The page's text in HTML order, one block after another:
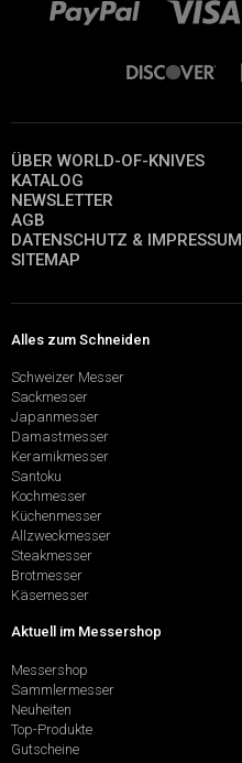
ÜBER WORLD-OF-KNIVES
KATALOG
NEWSLETTER
AGB
DATENSCHUTZ & IMPRESSUM
SITEMAP
Alles zum Schneiden
Schweizer Messer
Sackmesser
Japanmesser
Damastmesser
Keramikmesser
Santoku
Kochmesser
Küchenmesser
Allzweckmesser
Steakmesser
Brotmesser
Käsemesser
Aktuell im Messershop
Messershop
Sammlermesser
Neuheiten
Top-Produkte
Gutscheine